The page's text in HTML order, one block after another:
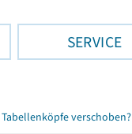
SERVICE
Tabellenköpfe verschoben?